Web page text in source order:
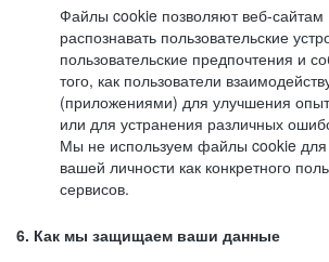
Файлы cookie позволяют веб-
распознавать пользовательские
пользовательские предпочтения и
того, как пользователи
(приложениями) для улучшения
или для устранения различных
Мы не используем файлы cookie для
вашей личности как конкретного
сервисов.
6. Как мы защищаем ваши данные